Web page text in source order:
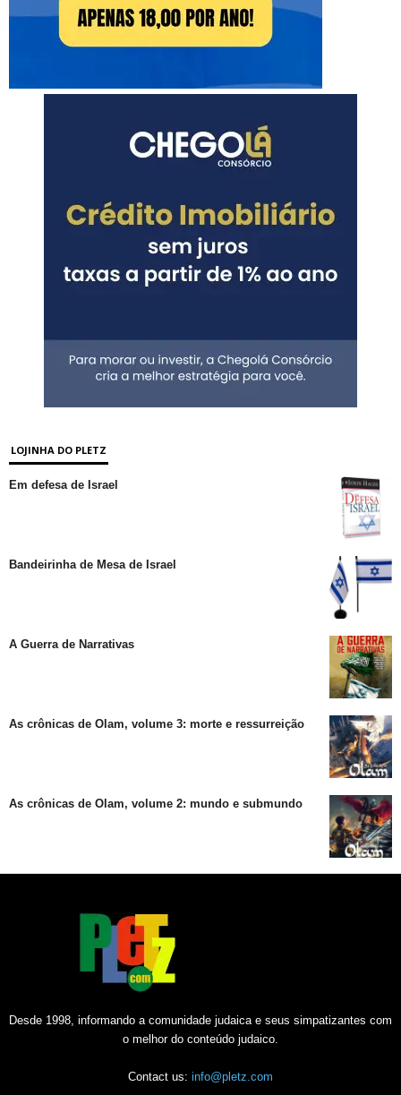
LOJINHA DO PLETZ
Em defesa de Israel
Bandeirinha de Mesa de Israel
A Guerra de Narrativas
As crônicas de Olam, volume 3: morte e ressurreição
As crônicas de Olam, volume 2: mundo e submundo
Desde 1998, informando a comunidade judaica e seus simpatizantes com
o melhor do conteúdo judaico.
Contact us: info@pletz.com